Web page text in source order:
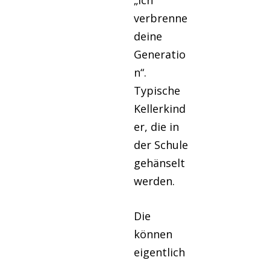
verbrenne
deine
Generatio
n“.
Typische
Kellerkind
er, die in
der Schule
gehänselt
werden.
Die
können
eigentlich